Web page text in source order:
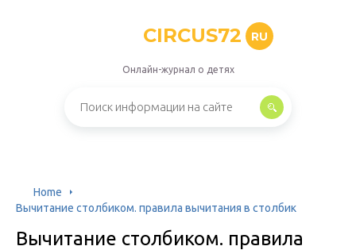
CIRCUS72 RU
Онлайн-журнал о детях
Home
Вычитание столбиком. правила вычитания в столбик
Вычитание столбиком. правила